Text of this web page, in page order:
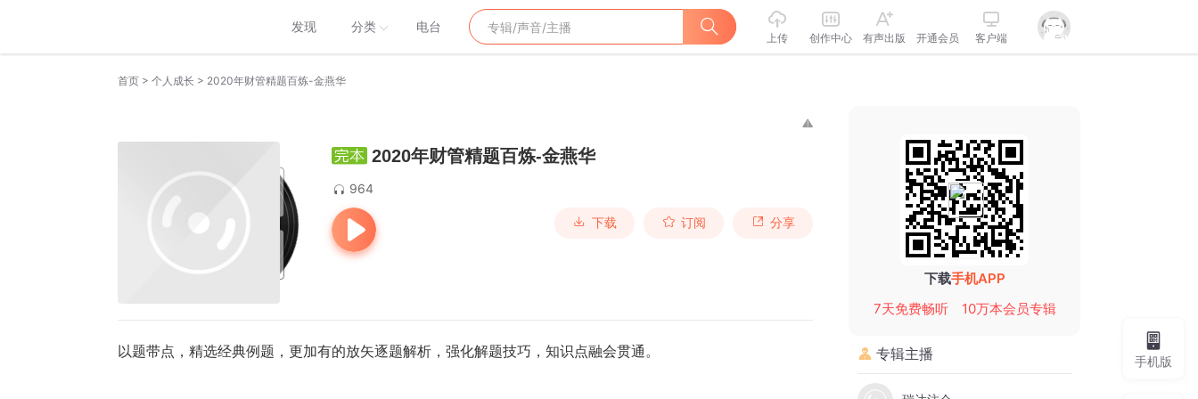
发现 分类 电台
上传 创作中心 有声出版 开通会员 客户端
首页 > 个人成长 > 2020年财管精题百炼-金燕华
2020年财管精题百炼-金燕华
964
下载 订阅 分享
以题带点，精选经典例题，更加有的放矢逐题解析，强化解题技巧，知识点融会贯通。
下载手机APP
7天免费畅听
10万本会员专辑
专辑主播 手机版